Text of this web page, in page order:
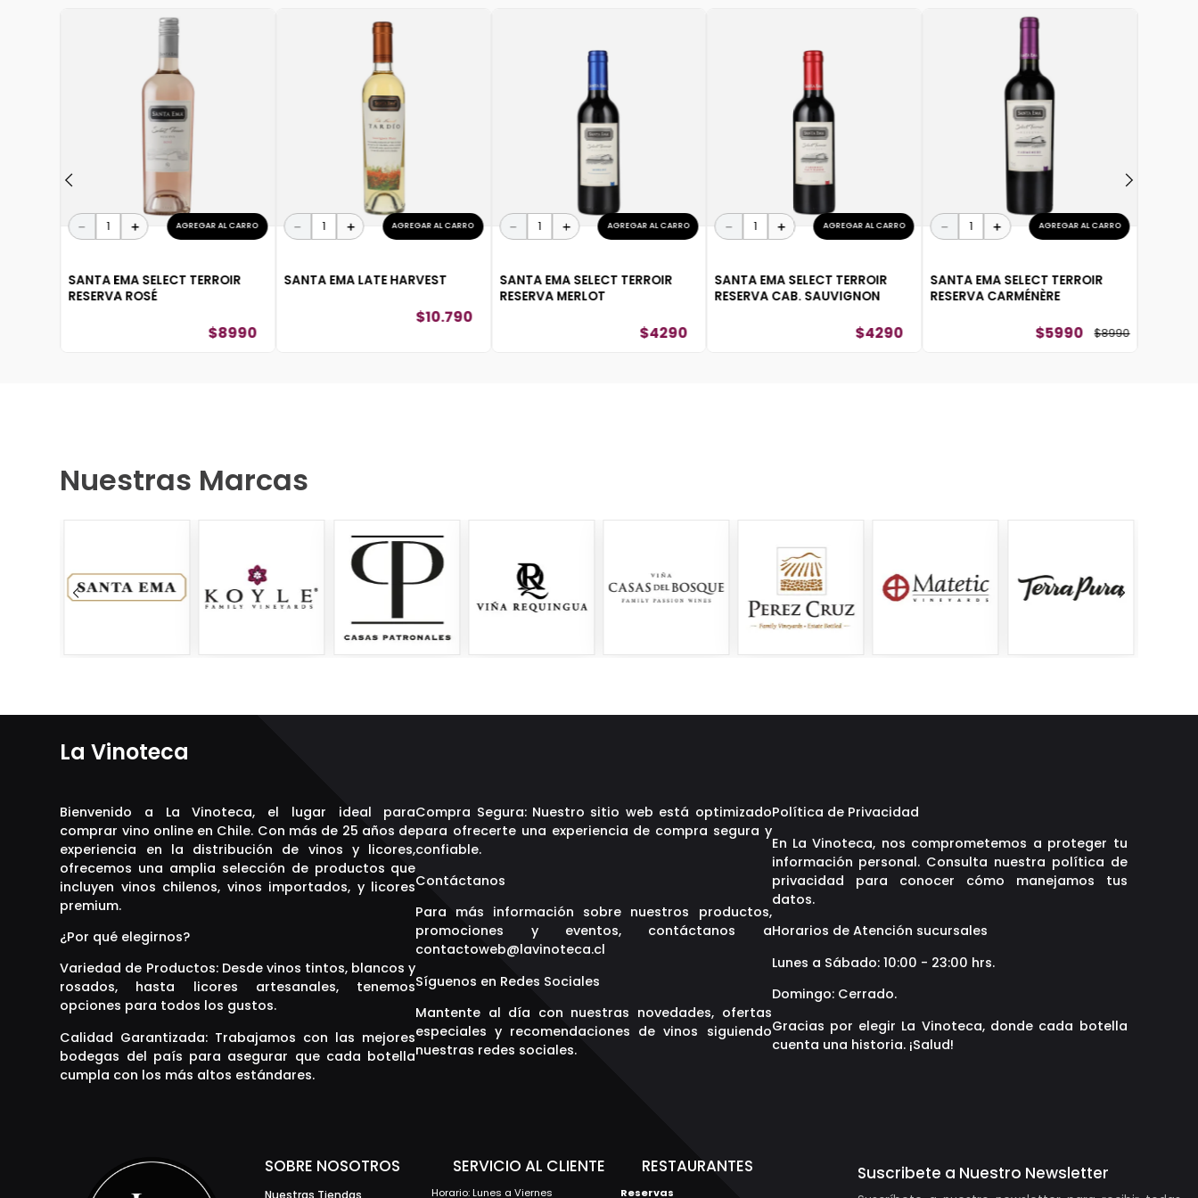
＋
－ AGREGAR AL CARRO
SANTA EMA SELECT TERROIR
RESERVA ROSÉ
$8990
＋
－ AGREGAR AL CARRO
SANTA EMA LATE HARVEST
$10.790
＋
－ AGREGAR AL CARRO
SANTA EMA SELECT TERROIR
RESERVA MERLOT
$4290
＋
－ AGREGAR AL CARRO
SANTA EMA SELECT TERROIR
RESERVA CAB. SAUVIGNON
$4290
＋
－ AGREGAR AL CARRO
SANTA EMA SELECT TERROIR
RESERVA CARMÉNÈRE
$5990 $8990
Nuestras Marcas
La Vinoteca
Bienvenido a La Vinoteca, el lugar ideal para
comprar vino online en Chile. Con más de 25 años de
experiencia en la distribución de vinos y licores,
ofrecemos una amplia selección de productos que
incluyen vinos chilenos, vinos importados, y licores
premium.
¿Por qué elegirnos?
Variedad de Productos: Desde vinos tintos, blancos y
rosados, hasta licores artesanales, tenemos
opciones para todos los gustos.
Calidad Garantizada: Trabajamos con las mejores
bodegas del país para asegurar que cada botella
cumpla con los más altos estándares.
Compra Segura: Nuestro sitio web está optimizado
para ofrecerte una experiencia de compra segura y
confiable.
Contáctanos
Para más información sobre nuestros productos,
promociones y eventos, contáctanos a
contactoweb@lavinoteca.cl
Síguenos en Redes Sociales
Mantente al día con nuestras novedades, ofertas
especiales y recomendaciones de vinos siguiendo
nuestras redes sociales.
Política de Privacidad
En La Vinoteca, nos comprometemos a proteger tu
información personal. Consulta nuestra política de
privacidad para conocer cómo manejamos tus
datos.
Horarios de Atención sucursales
Lunes a Sábado: 10:00 - 23:00 hrs.
Domingo: Cerrado.
Gracias por elegir La Vinoteca, donde cada botella
cuenta una historia. ¡Salud!
SOBRE NOSOTROS SERVICIO AL CLIENTE
Horario: Lunes a Viernes
RESTAURANTES
Reservas
Suscribete a Nuestro Newsletter